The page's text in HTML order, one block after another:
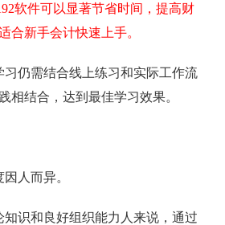
软件可以显著节省时间，提高财
合新手会计快速上手。
习仍需结合线上练习和实际工作流
相结合，达到最佳学习效果。
人而异。
知识和良好组织能力人来说，通过